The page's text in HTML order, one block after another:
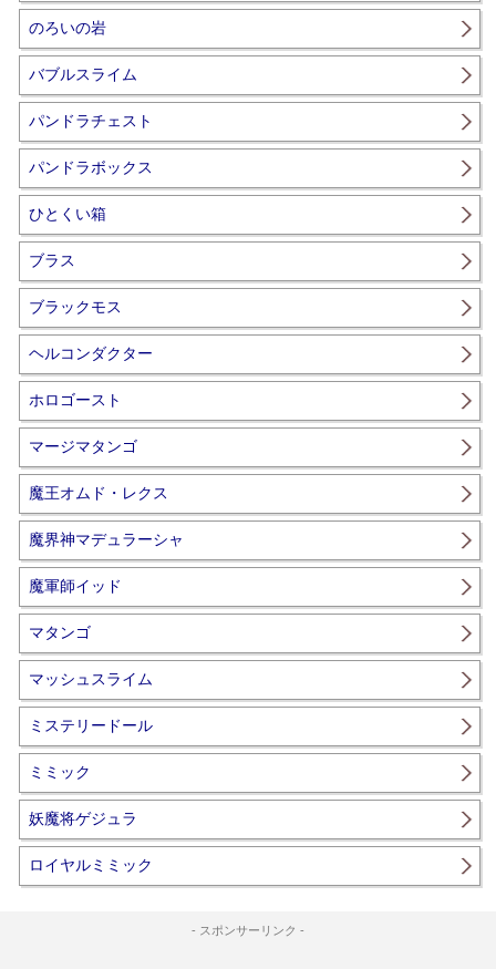
のろいの岩
バブルスライム
パンドラチェスト
パンドラボックス
ひとくい箱
ブラス
ブラックモス
ヘルコンダクター
ホロゴースト
マージマタンゴ
魔王オムド・レクス
魔界神マデュラーシャ
魔軍師イッド
マタンゴ
マッシュスライム
ミステリードール
ミミック
妖魔将ゲジュラ
ロイヤルミミック
- スポンサーリンク -